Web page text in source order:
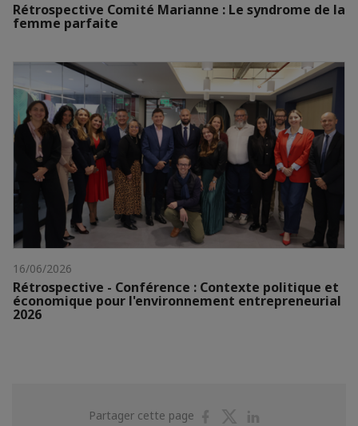
Rétrospective Comité Marianne : Le syndrome de la
femme parfaite
16/06/2026
Rétrospective - Conférence : Contexte politique et
économique pour l'environnement entrepreneurial
2026
Partager cette page
PartagerPartager